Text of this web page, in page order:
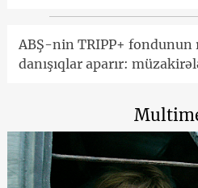
ABŞ-nin TRIPP+
danışıqlar aparır: